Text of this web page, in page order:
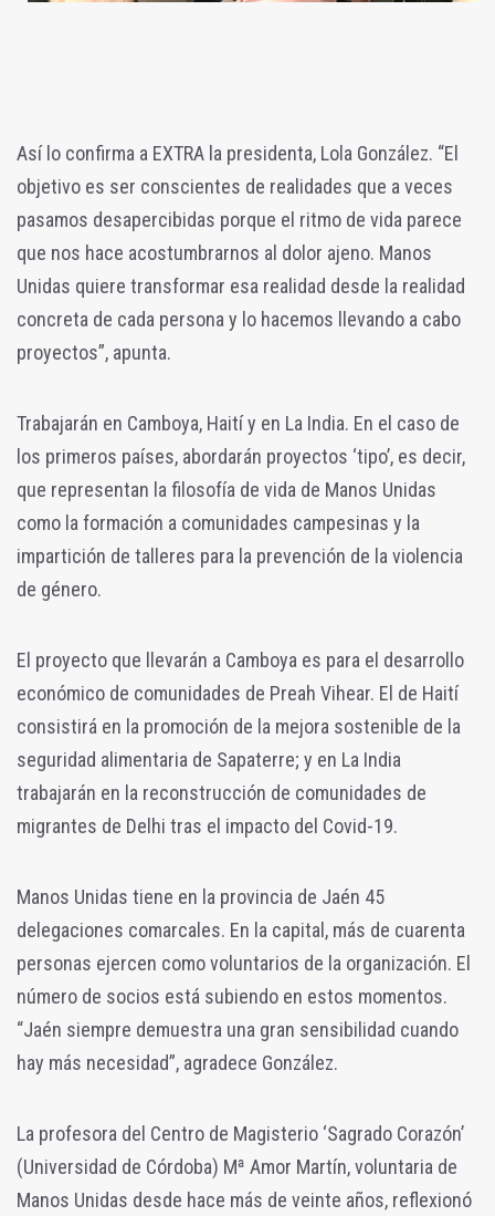
Así lo confirma a EXTRA la presidenta, Lola González. “El
objetivo es ser conscientes de realidades que a veces
pasamos desapercibidas porque el ritmo de vida parece
que nos hace acostumbrarnos al dolor ajeno. Manos
Unidas quiere transformar esa realidad desde la realidad
concreta de cada persona y lo hacemos llevando a cabo
proyectos”, apunta.
Trabajarán en Camboya, Haití y en La India. En el caso de
los primeros países, abordarán proyectos ‘tipo’, es decir,
que representan la filosofía de vida de Manos Unidas
como la formación a comunidades campesinas y la
impartición de talleres para la prevención de la violencia
de género.
El proyecto que llevarán a Camboya es para el desarrollo
económico de comunidades de Preah Vihear. El de Haití
consistirá en la promoción de la mejora sostenible de la
seguridad alimentaria de Sapaterre; y en La India
trabajarán en la reconstrucción de comunidades de
migrantes de Delhi tras el impacto del Covid-19.
Manos Unidas tiene en la provincia de Jaén 45
delegaciones comarcales. En la capital, más de cuarenta
personas ejercen como voluntarios de la organización. El
número de socios está subiendo en estos momentos.
“Jaén siempre demuestra una gran sensibilidad cuando
hay más necesidad”, agradece González.
La profesora del Centro de Magisterio ‘Sagrado Corazón’
(Universidad de Córdoba) Mª Amor Martín, voluntaria de
Manos Unidas desde hace más de veinte años, reflexionó